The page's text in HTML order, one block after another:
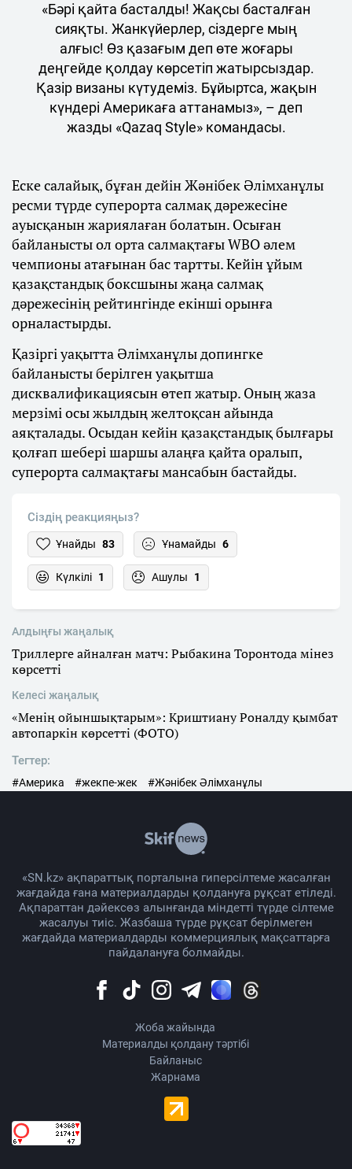
«Бәрі қайта басталды! Жақсы басталған
сияқты. Жанкүйерлер, сіздерге мың
алғыс! Өз қазағым деп өте жоғары
деңгейде қолдау көрсетіп жатырсыздар.
Қазір визаны күтудеміз. Бұйыртса, жақын
күндері Америкаға аттанамыз», – деп
жазды «Qazaq Style» командасы.
Еске салайық, бұған дейін Жәнібек Әлімханұлы
ресми түрде суперорта салмақ дәрежесіне
ауысқанын жариялаған болатын. Осыған
байланысты ол орта салмақтағы WBO әлем
чемпионы атағынан бас тартты. Кейін ұйым
қазақстандық боксшыны жаңа салмақ
дәрежесінің рейтингінде екінші орынға
орналастырды.
Қазіргі уақытта Әлімханұлы допингке
байланысты берілген уақытша
дисквалификациясын өтеп жатыр. Оның жаза
мерзімі осы жылдың желтоқсан айында
аяқталады. Осыдан кейін қазақстандық былғары
қолғап шебері шаршы алаңға қайта оралып,
суперорта салмақтағы мансабын бастайды.
Сіздің реакцияңыз?
Ұнайды 83 Ұнамайды 6
Күлкілі 1 Ашулы 1
Алдыңғы жаңалық
Триллерге айналған матч: Рыбакина Торонтода мінез
көрсетті
Келесі жаңалық
«Менің ойыншықтарым»: Криштиану Роналду қымбат
автопаркін көрсетті (ФОТО)
Тегтер:
#Америка #жекпе-жек #Жәнібек Әлімханұлы
«SN.kz» ақпараттық порталына гиперсілтеме жасалған
жағдайда ғана материалдарды қолдануға рұқсат етіледі.
Ақпараттан дәйексөз алынғанда міндетті түрде сілтеме
жасалуы тиіс. Жазбаша түрде рұқсат берілмеген
жағдайда материалдарды коммерциялық мақсаттарға
пайдалануға болмайды.
Жоба жайында
Материалды қолдану тәртібі
Байланыс
Жарнама